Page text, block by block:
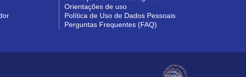
Orientações de uso
Política de Uso de Dados Pessoais
Perguntas Frequentes (FAQ)